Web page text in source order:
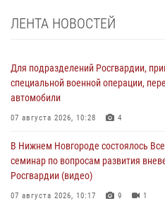
ЛЕНТА НОВОСТЕЙ
Для подразделений Росгвардии,
специальной военной операции,
автомобили
07 августа 2026, 10:28 4
В Нижнем Новгороде состоялось
семинар по вопросам развития
Росгвардии (видео)
07 августа 2026, 10:17 9 1